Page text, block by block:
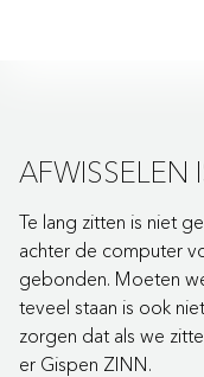
AFWISSELEN
Te lang zitten is niet
achter de computer
gebonden. Moeten
teveel staan is ook
zorgen dat als we
er Gispen ZINN.